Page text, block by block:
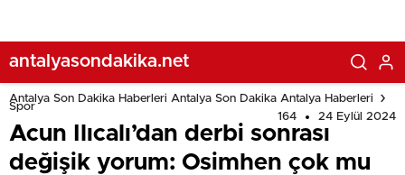
antalyasondakika.net
Antalya Son Dakika Haberleri Antalya Son Dakika Antalya Haberleri
Spor
164
24 Eylül 2024
Acun Ilıcalı’dan derbi sonrası
değişik yorum: Osimhen çok mu